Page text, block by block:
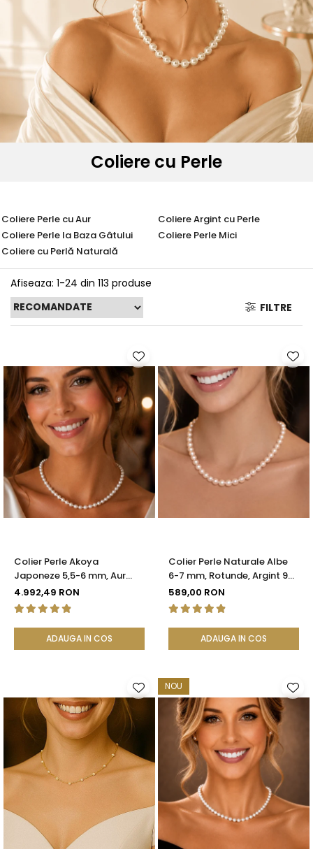
Seturi Perle cu Argint
Brățări cu Perle
Pandantive cu Perle
Brose cu Perle
Coliere cu Perle
Coliere Perle cu Aur
Coliere Argint cu Perle
Coliere Perle la Baza Gâtului
Coliere Perle Mici
Coliere cu Perlă Naturală
Afiseaza: 1-24 din 113 produse
FILTRE
Colier Perle Akoya
Japoneze 5,5-6 mm, Aur
Galben 14K cu Închizătoare
Filigranată | KASKADDA®
4.992,49 RON
ADAUGA IN COS
Colier Perle Naturale Albe
6-7 mm, Rotunde, Argint 925
| KASKADDA®
589,00 RON
ADAUGA IN COS
NOU